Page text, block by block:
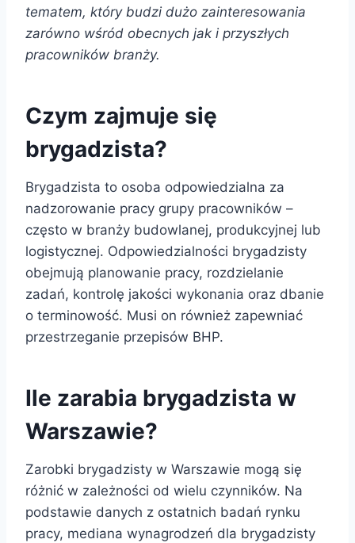
tematem, który budzi dużo zainteresowania
zarówno wśród obecnych jak i przyszłych
pracowników branży.
Czym zajmuje się
brygadzista?
Brygadzista to osoba odpowiedzialna za
nadzorowanie pracy grupy pracowników –
często w branży budowlanej, produkcyjnej lub
logistycznej. Odpowiedzialności brygadzisty
obejmują planowanie pracy, rozdzielanie
zadań, kontrolę jakości wykonania oraz dbanie
o terminowość. Musi on również zapewniać
przestrzeganie przepisów BHP.
Ile zarabia brygadzista w
Warszawie?
Zarobki brygadzisty w Warszawie mogą się
różnić w zależności od wielu czynników. Na
podstawie danych z ostatnich badań rynku
pracy, mediana wynagrodzeń dla brygadzisty